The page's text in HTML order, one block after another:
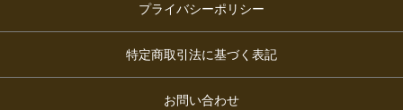
プライバシーポリシー
特定商取引法に基づく表記
お問い合わせ